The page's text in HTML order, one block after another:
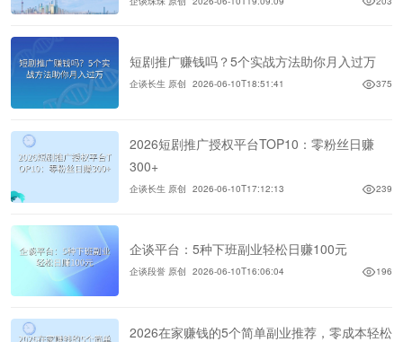
短剧推广赚钱吗？5个实战方法助你月入过万
企谈长生 原创 2026-06-10T18:51:41 375
2026短剧推广授权平台TOP10：零粉丝日赚
300+
企谈长生 原创 2026-06-10T17:12:13 239
企谈平台：5种下班副业轻松日赚100元
企谈段誉 原创 2026-06-10T16:06:04 196
2026在家赚钱的5个简单副业推荐，零成本轻松